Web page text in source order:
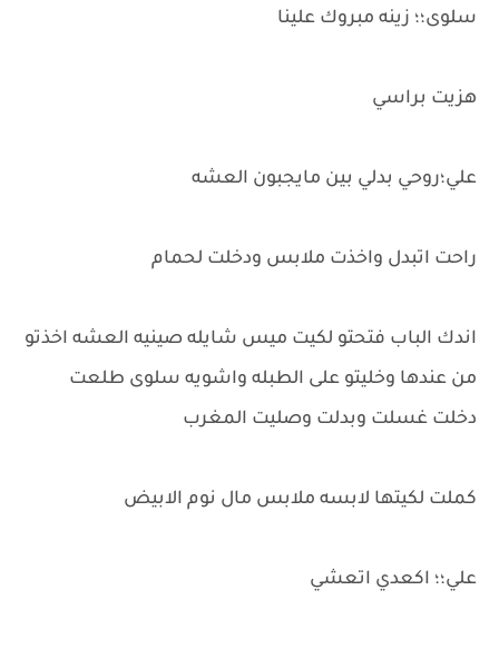
سلوى؛؛ زينه مبروك علينا
هزيت براسي
علي؛روحي بدلي بين مايجبون العشه
راحت اتبدل واخذت ملابس ودخلت لحمام
اندك الباب فتحتو لكيت ميس شايله صينيه العشه اخذتو
من عندها وخليتو على الطبله واشويه سلوى طلعت
دخلت غسلت وبدلت وصليت المغرب
كملت لكيتها لابسه ملابس مال نوم الابيض
علي؛؛ اكعدي اتعشي